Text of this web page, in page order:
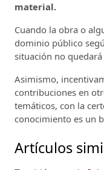
material.
Cuando la obra o
dominio público
situación no
Asimismo,
contribuciones en
temáticos, con la
conocimiento es un
Artículos